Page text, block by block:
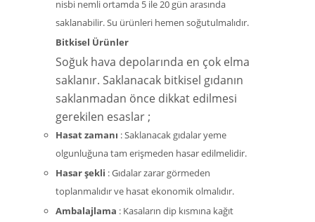
nisbi nemli ortamda 5 ile 20 gün arasında
saklanabilir. Su ürünleri hemen soğutulmalıdır.
Bitkisel Ürünler
Soğuk hava depolarında en çok elma
saklanır. Saklanacak bitkisel gıdanın
saklanmadan önce dikkat edilmesi
gerekilen esaslar ;
Hasat zamanı : Saklanacak gıdalar yeme
olgunluğuna tam erişmeden hasar edilmelidir.
Hasar şekli : Gıdalar zarar görmeden
toplanmalıdır ve hasat ekonomik olmalıdır.
Ambalajlama : Kasaların dip kısmına kağıt